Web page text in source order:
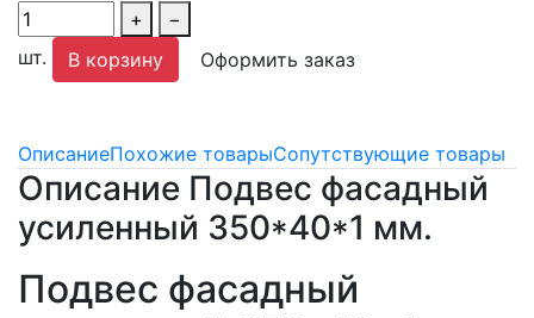
+
−
шт.
В корзину Оформить заказ
ОписаниеПохожие товарыСопутствующие товары
Описание Подвес фасадный
усиленный 350*40*1 мм.
Подвес фасадный